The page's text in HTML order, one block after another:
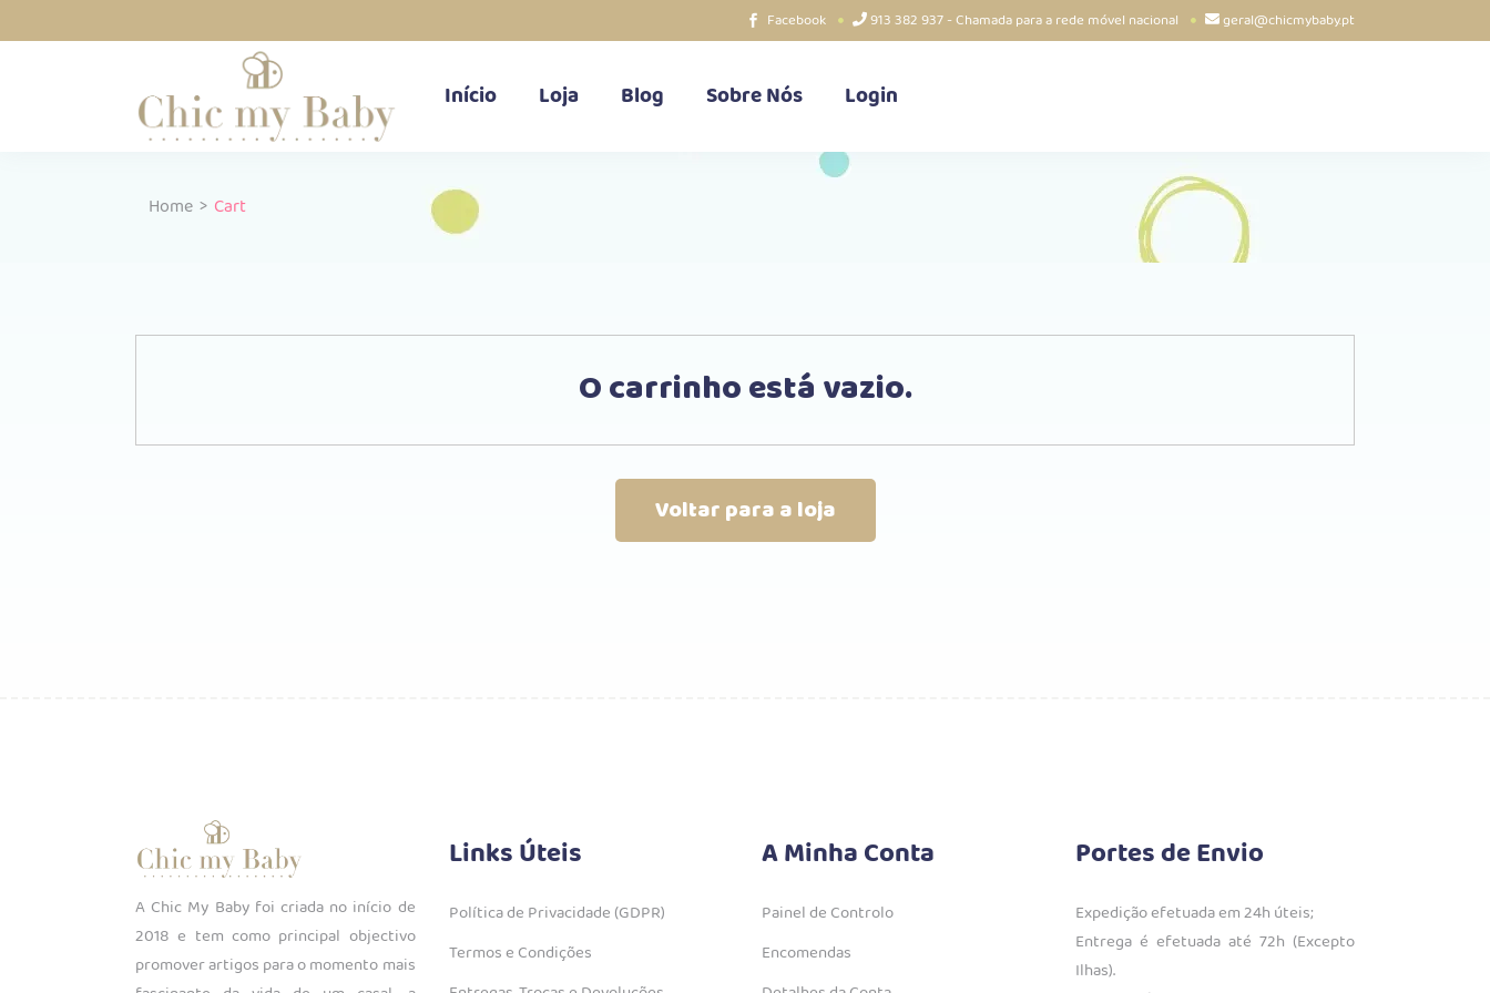
Facebook 913 382 937 - Chamada para a rede móvel nacional geral@chicmybaby.pt
Início Loja Blog Sobre Nós Login
Home > Cart
O carrinho está vazio.
Voltar para a loja
A Chic My Baby foi criada no início de
2018 e tem como principal objectivo
promover artigos para o momento mais
Links Úteis
Política de Privacidade (GDPR)
Termos e Condições
A Minha Conta
Painel de Controlo
Encomendas
Portes de Envio
Expedição efetuada em 24h úteis;
Entrega é efetuada até 72h (Excepto
Ilhas).